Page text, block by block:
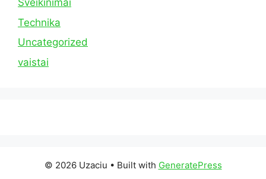
Sveikinimai
Technika
Uncategorized
vaistai
© 2026 Uzaciu • Built with GeneratePress